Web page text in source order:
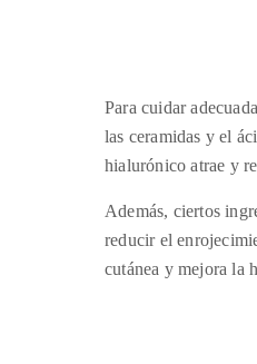
Para cuidar
las ceramidas y el
hialurónico atrae y
Además, ciertos
reducir el
cutánea y mejora la